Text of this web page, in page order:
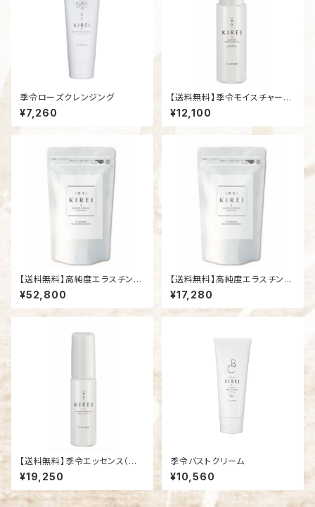
季令ローズクレンジング
¥7,260
【送料無料】季令モイスチャーゲ
ル（オールインワンゲル 100ml）
¥12,100
【送料無料】高純度エラスチン3
袋＋おまけエラスチンモイスチ
ャーゲル１本
¥52,800
【送料無料】高純度エラスチンカ
プセル１袋（100粒）
¥17,280
【送料無料】季令エッセンス（高
純度エラスチン美容液 30ml）
¥19,250
季令バストクリーム
¥10,560